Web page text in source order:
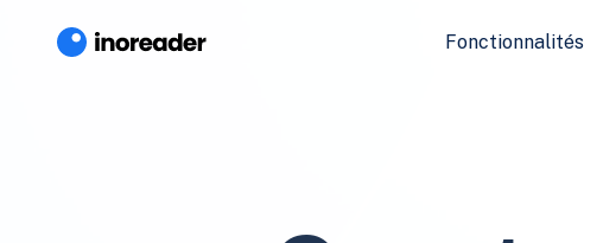
Fonctionnalités